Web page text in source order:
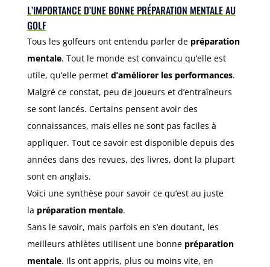
L’IMPORTANCE D’UNE BONNE PRÉPARATION MENTALE AU
GOLF
Tous les golfeurs ont entendu parler de préparation
mentale. Tout le monde est convaincu qu’elle est
utile, qu’elle permet d’améliorer les performances.
Malgré ce constat, peu de joueurs et d’entraîneurs
se sont lancés. Certains pensent avoir des
connaissances, mais elles ne sont pas faciles à
appliquer. Tout ce savoir est disponible depuis des
années dans des revues, des livres, dont la plupart
sont en anglais.
Voici une synthèse pour savoir ce qu’est au juste
la préparation mentale.
Sans le savoir, mais parfois en s’en doutant, les
meilleurs athlètes utilisent une bonne préparation
mentale. Ils ont appris, plus ou moins vite, en